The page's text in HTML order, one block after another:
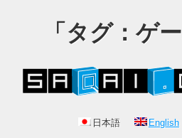
「タグ：ゲー
日本語 English